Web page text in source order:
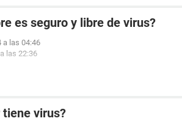
es seguro y libre de virus?
a las 04:46
las 22:36
tiene virus?